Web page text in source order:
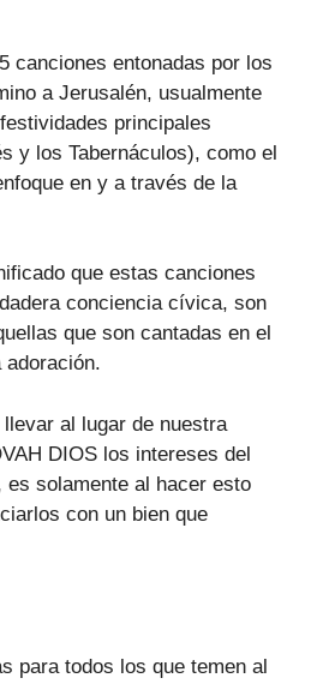
canciones entonadas por los
a Jerusalén, usualmente
principales
y los Tabernáculos), como el
en y a través de la
que estas canciones
conciencia cívica, son
que son cantadas en el
adoración.
al lugar de nuestra
DIOS los intereses del
es solamente al hacer esto
con un bien que
para todos los que temen al